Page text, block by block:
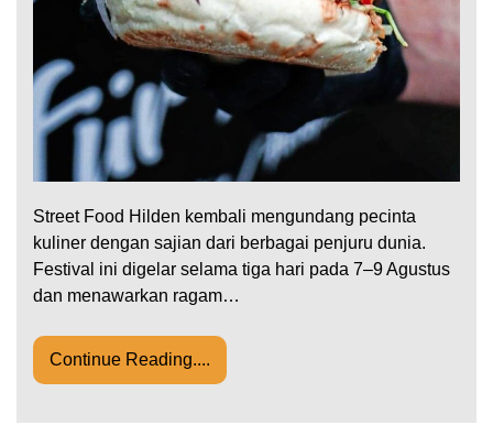
Street Food Hilden kembali mengundang pecinta
kuliner dengan sajian dari berbagai penjuru dunia.
Festival ini digelar selama tiga hari pada 7–9 Agustus
dan menawarkan ragam…
Continue Reading....